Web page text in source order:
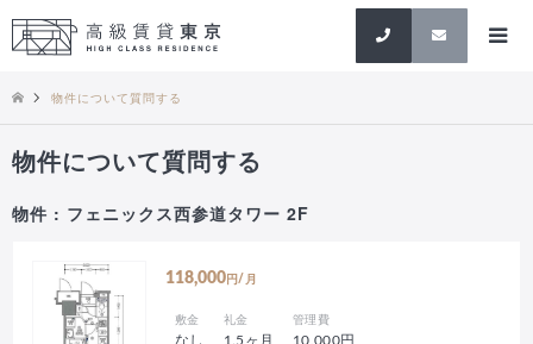
検索
物件について質問する
物件について質問する
物件 : フェニックス西参道タワー 2F
118,000 円/月
敷金
なし
礼金
1.5ヶ月
管理費
10,000円